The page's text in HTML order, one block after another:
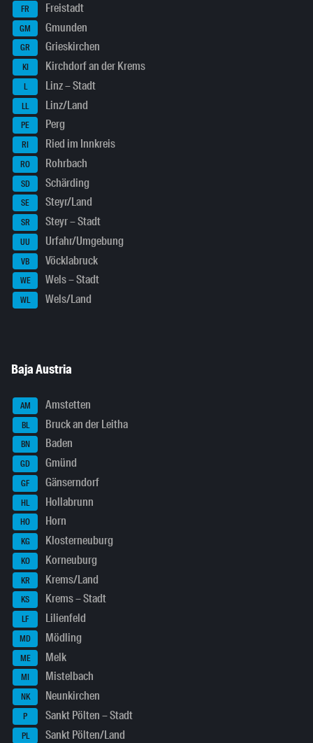
FR Freistadt
GM Gmunden
GR Grieskirchen
KI Kirchdorf an der Krems
L Linz – Stadt
LL Linz/Land
PE Perg
RI Ried im Innkreis
RO Rohrbach
SD Schärding
SE Steyr/Land
SR Steyr – Stadt
UU Urfahr/Umgebung
VB Vöcklabruck
WE Wels – Stadt
WL Wels/Land
Baja Austria
AM Amstetten
BL Bruck an der Leitha
BN Baden
GD Gmünd
GF Gänserndorf
HL Hollabrunn
HO Horn
KG Klosterneuburg
KO Korneuburg
KR Krems/Land
KS Krems – Stadt
LF Lilienfeld
MD Mödling
ME Melk
MI Mistelbach
NK Neunkirchen
P Sankt Pölten – Stadt
PL Sankt Pölten/Land